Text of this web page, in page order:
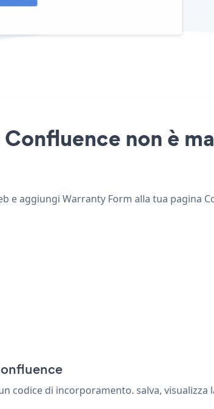
non è
e aggiungi Warranty Form alla tua pagina
codice di incorporamento. salva, visualizza